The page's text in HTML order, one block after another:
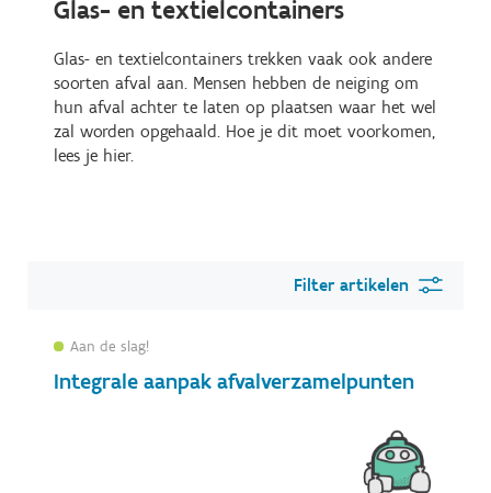
Glas- en textielcontainers
Glas- en textielcontainers trekken vaak ook andere
soorten afval aan. Mensen hebben de neiging om
hun afval achter te laten op plaatsen waar het wel
zal worden opgehaald. Hoe je dit moet voorkomen,
lees je hier.
Filter artikelen
Integrale aanpak afvalverzamelpunten
Aan de slag!